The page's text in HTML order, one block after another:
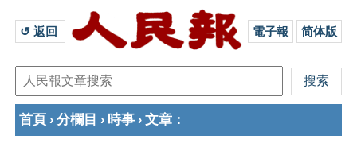
↺ 返回 電子報 简体版
首頁 › 分欄目 › 時事 › 文章 ：